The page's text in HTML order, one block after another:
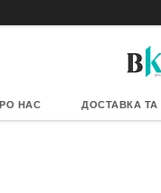
НАС ДОСТАВКА ТА